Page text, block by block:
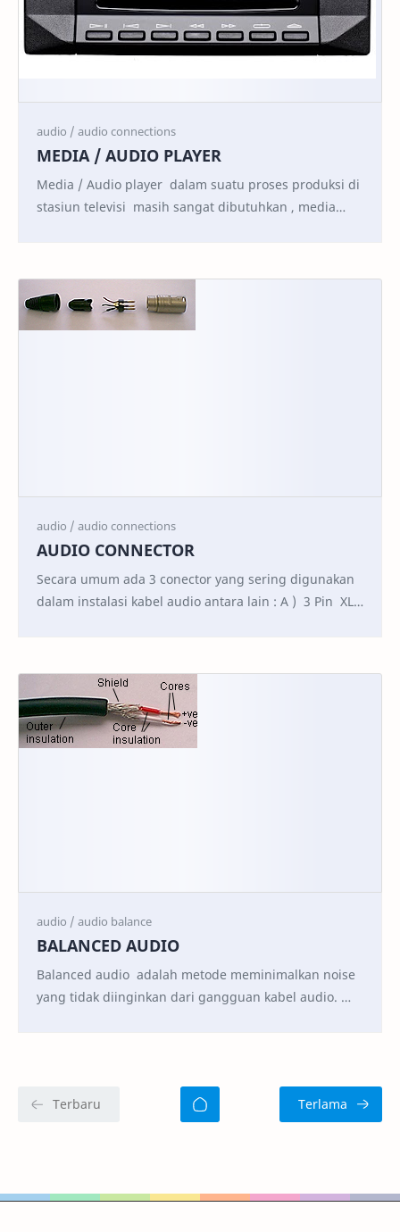
MEDIA / AUDIO PLAYER
Media / Audio player dalam suatu proses produksi di
stasiun televisi masih sangat dibutuhkan , media
AUDIO CONNECTOR
Secara umum ada 3 conector yang sering digunakan
dalam instalasi kabel audio antara lain : A ) 3 Pin XLR
BALANCED AUDIO
Balanced audio adalah metode meminimalkan noise
yang tidak diinginkan dari gangguan kabel audio.